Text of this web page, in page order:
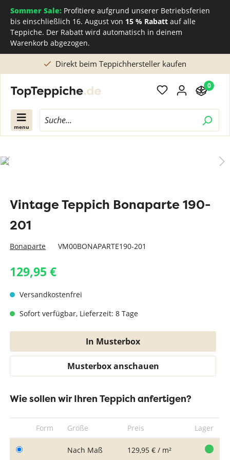
Sommer Sale: Profitiere aufgrund unserer Betriebsferien
bis einschließlich 16. August von 15 % Rabatt auf alle
Teppiche. Der Rabatt wird automatisch in deinem
Warenkorb abgezogen.
Direkt beim Teppichhersteller kaufen
menu
0
Vintage Teppich Bonaparte 190-
201
Bonaparte VM00BONAPARTE190-201
129,95 €
Versandkostenfrei
Sofort verfügbar, Lieferzeit: 8 Tage
In Musterbox
Musterbox anschauen
Wie sollen wir Ihren Teppich anfertigen?
Form Größe Preis Lager
Nach Maß 129,95 € / m²